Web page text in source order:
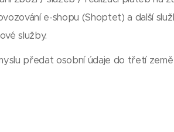
e-shopu (Shoptet) a další
služby.
předat osobní údaje do třetí